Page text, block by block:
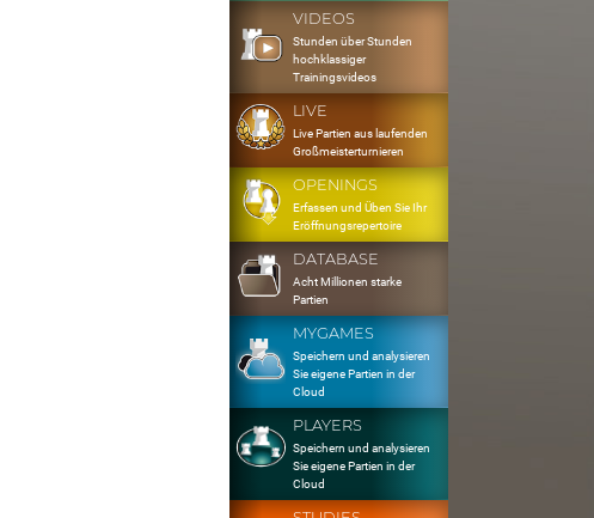
VIDEOS
Stunden über Stunden
hochklassiger
Trainingsvideos
LIVE
Live Partien aus laufenden
Großmeisterturnieren
OPENINGS
Erfassen und Üben Sie Ihr
Eröffnungsrepertoire
DATABASE
Acht Millionen starke
Partien
MYGAMES
Speichern und analysieren
Sie eigene Partien in der
Cloud
PLAYERS
Speichern und analysieren
Sie eigene Partien in der
Cloud